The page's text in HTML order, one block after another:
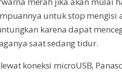
untuk stop mengisi
karena dapat
saat sedang tidur.
koneksi microUSB,